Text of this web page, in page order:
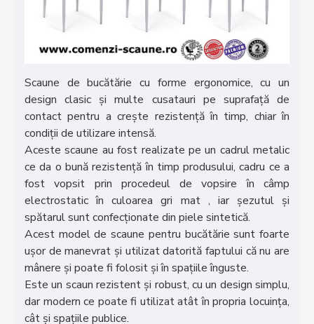
Scaune de bucătărie cu forme ergonomice, cu un
design clasic și multe cusatauri pe suprafață de
contact pentru a crește rezistență în timp, chiar în
condiții de utilizare intensă.
Aceste scaune au fost realizate pe un cadrul metalic
ce da o bună rezistență în timp produsului, cadru ce a
fost vopsit prin procedeul de vopsire în câmp
electrostatic în culoarea gri mat , iar șezutul și
spătarul sunt confecționate din piele sintetică.
Acest model de scaune pentru bucătărie sunt foarte
ușor de manevrat și utilizat datorită faptului că nu are
mânere și poate fi folosit și în spațiile înguste.
Este un scaun rezistent și robust, cu un design simplu,
dar modern ce poate fi utilizat atât în propria locuința,
cât și spațiile publice.